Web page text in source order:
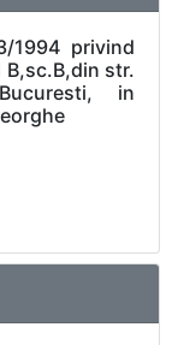
1994 privind
str.
in